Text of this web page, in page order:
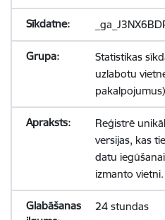
Statistikas
uzlabotu
pakalpojumus)
Reģistrē
versijas, kas
datu
izmanto vietni.
24 stundas